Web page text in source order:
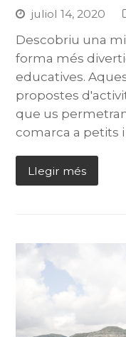
juliol 14, 2020
Descobriu una
forma més
educatives.
propostes
que us
comarca a petits
Llegir més